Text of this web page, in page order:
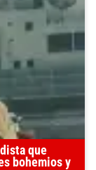
que
bohemios y